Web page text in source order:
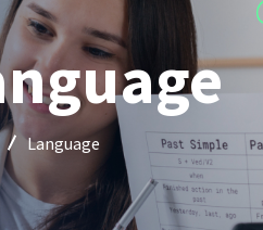
Language